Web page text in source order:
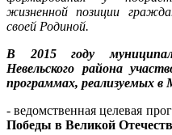
жизненной позиции
своей Родиной.
В 2015 году
Невельского района
программах, реализуемых
- ведомственная целевая
Победы в Великой